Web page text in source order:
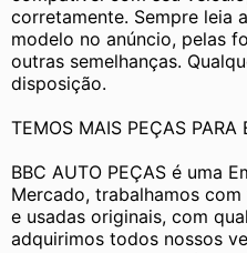
corretamente. Sempre leia
modelo no anúncio, pelas
outras semelhanças.
disposição.
TEMOS MAIS PEÇAS PARA
BBC AUTO PEÇAS é uma
Mercado, trabalhamos
e usadas originais, com
adquirimos todos nossos